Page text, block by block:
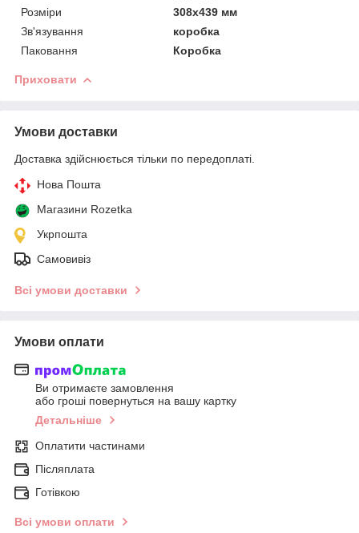
Розміри
308x439 мм
Зв'язування
коробка
Паковання
Коробка
Приховати
Умови доставки
Доставка здійснюється тільки по передоплаті.
Нова Пошта
Магазини Rozetka
Укрпошта
Самовивіз
Всі умови доставки
Умови оплати
Ви отримаєте замовлення
або гроші повернуться на вашу картку
Детальніше
Оплатити частинами
Післяплата
Готівкою
Всі умови оплати